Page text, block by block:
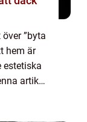
”byta
hem är
estetiska
artikel